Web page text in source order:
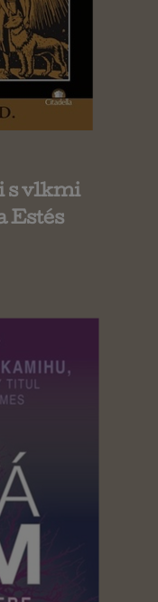
s vlkmi
Estés